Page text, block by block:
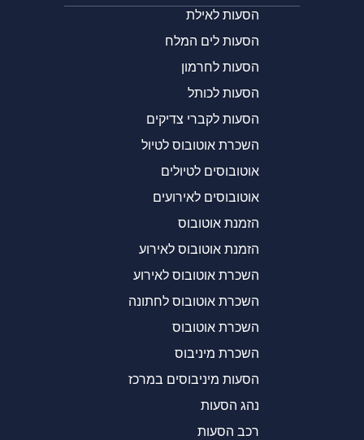
הסעות לאילת
הסעות לים המלח
הסעות לחרמון
הסעות לכותל
הסעות לקברי צדיקים
השכרת אוטובוס לטיול
אוטובוסים לטיולים
אוטובוסים לאירועים
הזמנת אוטובוס
הזמנת אוטובוס לאירוע
השכרת אוטובוס לאירוע
השכרת אוטובוס לחתונה
השכרת אוטובוס
השכרת מיניבוס
הסעות מיניבוסים במרכז
נהג הסעות
רכב הסעות